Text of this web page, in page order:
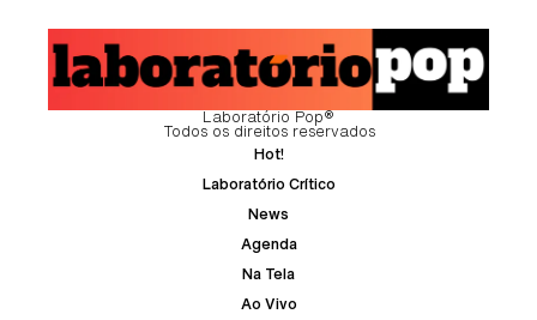
Laboratório Pop®
Todos os direitos reservados
Hot!
Laboratório Crítico
News
Agenda
Na Tela
Ao Vivo